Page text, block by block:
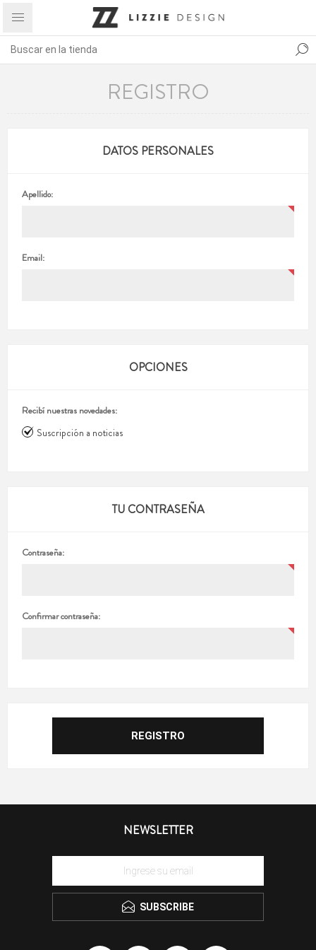
REGISTRO
DATOS PERSONALES
Apellido:
Email:
OPCIONES
Recibí nuestras novedades:
Suscripción a noticias
TU CONTRASEÑA
Contraseña:
Confirmar contraseña:
NEWSLETTER
SUBSCRIBE